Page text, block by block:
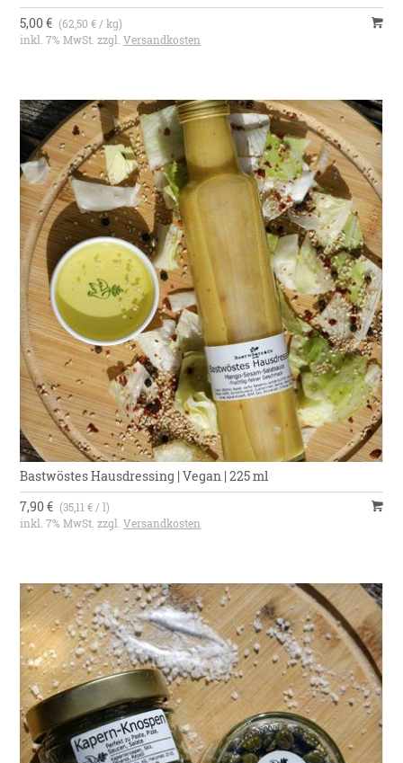
5,00 € (62,50 € / kg)
inkl. 7% MwSt. zzgl.Versandkosten
Bastwöstes Hausdressing | Vegan | 225 ml
7,90 € (35,11 € / l)
inkl. 7% MwSt. zzgl.Versandkosten